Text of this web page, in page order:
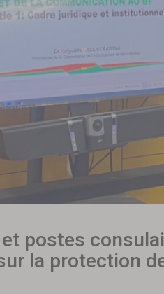
postes
la protection